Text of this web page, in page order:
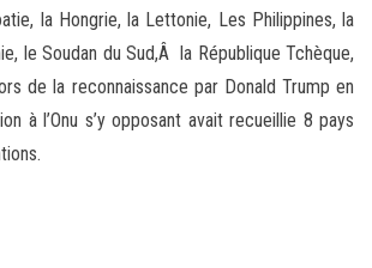
la Hongrie, la Lettonie, Les Philippines, la
le Soudan du Sud,Â la République Tchèque,
de la reconnaissance par Donald Trump en
à l’Onu s’y opposant avait recueillie 8 pays